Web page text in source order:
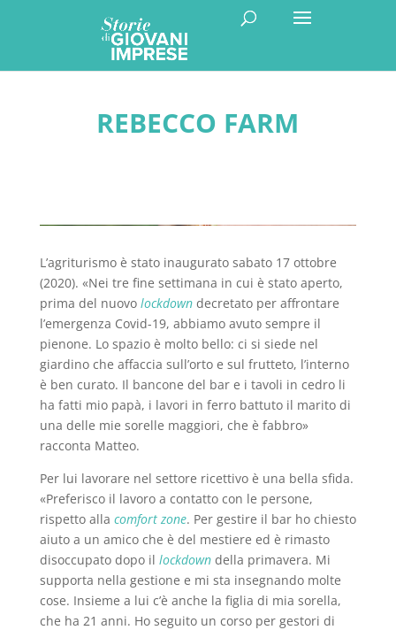
REBECCO FARM
L’agriturismo è stato inaugurato sabato 17 ottobre
(2020). «Nei tre fine settimana in cui è stato aperto,
prima del nuovo lockdowndecretato per affrontare
l’emergenza Covid-19, abbiamo avuto sempre il
pienone. Lo spazio è molto bello: ci si siede nel
giardino che affaccia sull’orto e sul frutteto, l’interno
è ben curato. Il bancone del bar e i tavoli in cedro li
ha fatti mio papà, i lavori in ferro battuto il marito di
una delle mie sorelle maggiori, che è fabbro»
racconta Matteo.
Per lui lavorare nel settore ricettivo è una bella sfida.
«Preferisco il lavoro a contatto con le persone,
rispetto alla comfort zone. Per gestire il bar ho chiesto
aiuto a un amico che è del mestiere ed è rimasto
disoccupato dopo il lockdowndella primavera. Mi
supporta nella gestione e mi sta insegnando molte
cose. Insieme a lui c’è anche la figlia di mia sorella,
che ha 21 anni. Ho seguito un corso per gestori di